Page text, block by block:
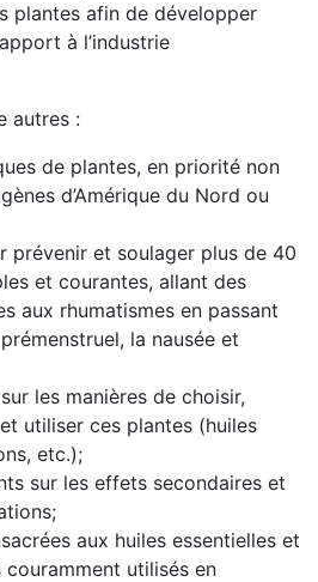
plantes afin de développer
à l’industrie
autres :
de plantes, en priorité non
d’Amérique du Nord ou
prévenir et soulager plus de 40
et courantes, allant des
aux rhumatismes en passant
la nausée et
les manières de choisir,
utiliser ces plantes (huiles
etc.);
sur les effets secondaires et
aux huiles essentielles et
utilisés en